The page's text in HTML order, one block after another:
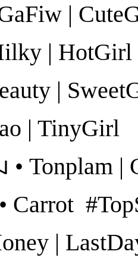
|
| HotGirl
|
| TinyGirl
Tonplam |
|